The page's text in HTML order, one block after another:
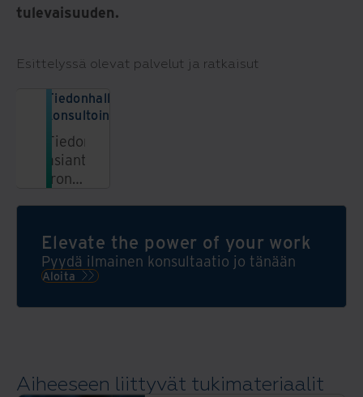
tulevaisuuden.
Esittelyssä olevat palvelut ja ratkaisut
Tiedonhallinnan
konsultointipalvelut
Tiedonhallinnan
asiantuntijana
Iron
kokonaisvaltaisia
ratkaisuja
turvalliseen
tehokkaaseen
täältä.
Elevate the power of your work
Pyydä ilmainen konsultaatio jo tänään
Aloita
Aiheeseen liittyvät tukimateriaalit